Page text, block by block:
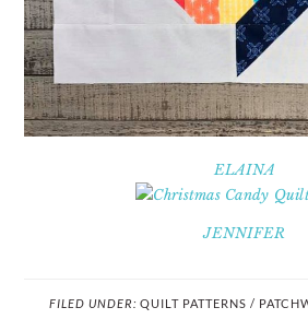
ELAINA
JENNIFER
FILED UNDER: QUILT PATTERNS /